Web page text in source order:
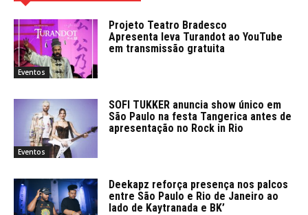
Eventos
Projeto Teatro Bradesco
Apresenta leva Turandot ao YouTube
em transmissão gratuita
Eventos
SOFI TUKKER anuncia show único em
São Paulo na festa Tangerica antes de
apresentação no Rock in Rio
Deekapz reforça presença nos palcos
entre São Paulo e Rio de Janeiro ao
lado de Kaytranada e BK’